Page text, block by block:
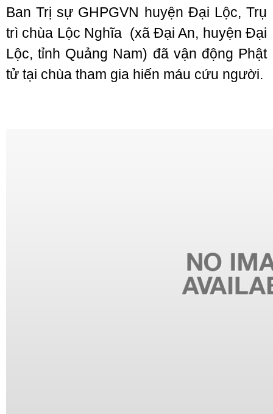
Ban Trị sự GHPGVN huyện Đại Lộc, Trụ
trì chùa Lộc Nghĩa (xã Đại An, huyện Đại
Lộc, tỉnh Quảng Nam) đã vận động Phật
tử tại chùa tham gia hiến máu cứu người.